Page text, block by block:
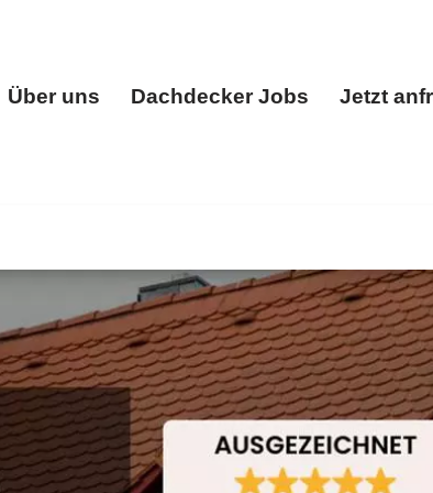
Über uns Dachdecker Jobs Jetzt
Dachstuhl. ➡️ BOHN, für 61250 Usingen – Ihr
für Sie ✉.